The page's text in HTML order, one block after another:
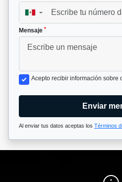
▼
Mensaje *
Acepto recibir información sobre
Enviar
Al enviar tus datos aceptas los Términos